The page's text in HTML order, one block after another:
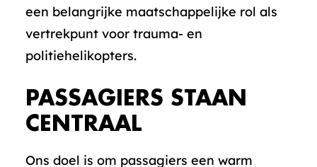
een belangrijke maatschappelijke rol als
vertrekpunt voor trauma- en
politiehelikopters.
PASSAGIERS STAAN
CENTRAAL
Ons doel is om passagiers een warm